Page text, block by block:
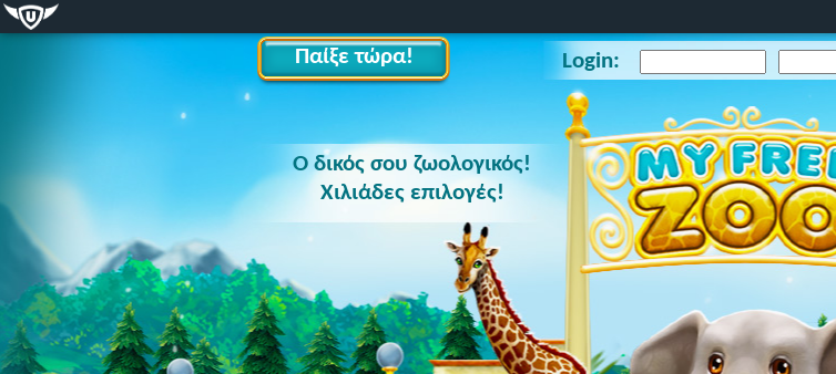
Ο δικός σου ζωολογικός!
Χιλιάδες επιλογές!
Παίξε τώρα! Login: